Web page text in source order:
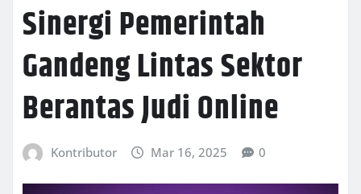
Sinergi Pemerintah
Gandeng Lintas Sektor
Berantas Judi Online
Kontributor Mar 16, 2025 0